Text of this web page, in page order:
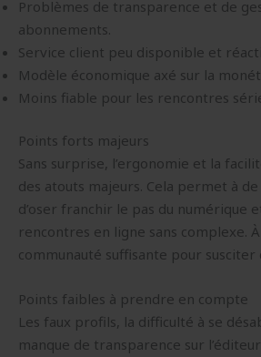
Problèmes de transparence et de
abonnements.
Service client peu disponible et
Modèle économique axé sur la
Moins fiable pour les rencontres
Points forts majeurs
Sans surprise, l’ergonomie et la
des atouts majeurs. Cela permet à
d’oser franchir le pas du numérique
rencontres en ligne sans complexe.
communauté suffisante pour susciter
Points faibles à prendre en compte
Les faux profils, la difficulté à se
manque de transparence sur